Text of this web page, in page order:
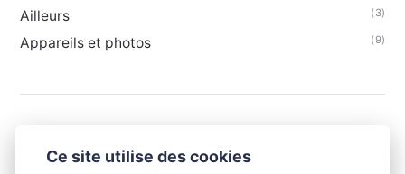
Ailleurs (3)
Appareils et photos (9)
Ce site utilise des cookies